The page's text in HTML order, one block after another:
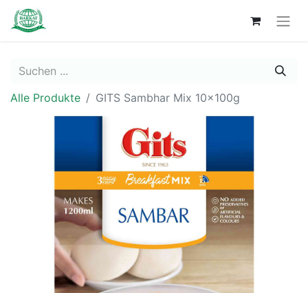
Alle Produkte GITS Sambhar Mix 10x100g